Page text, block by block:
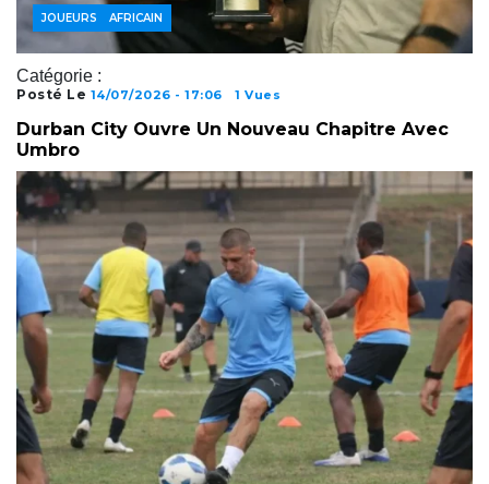
Catégorie :
FOOTBALL AFRICAIN
JOUEURS
Posté Le 14/07/2026 - 17:06 1 Vues
Durban City Ouvre Un Nouveau Chapitre Avec
Umbro